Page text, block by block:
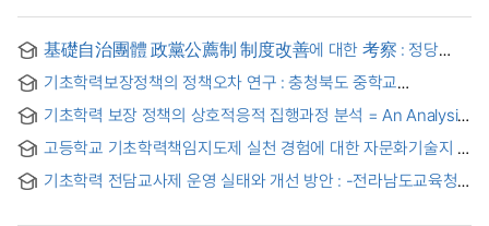
基礎自治團體 政黨公薦制 制度改善에 대한 考察 : 정당
기초학력보장정책의 정책오차 연구 : 충청북도 중학교
Guarantee Policy -Focusing on the Case of Middle
Schools in Chungcheongbuk-do
기초학력 보장 정책의 상호적응적 집행과정 분석 = An Analysis
Academic Guarantee Policy
고등학교 기초학력책임지도제 실천 경험에 대한 자문화기술지 =
the High School Basic Academic Ability Responsibility
기초학력 전담교사제 운영 실태와 개선 방안 : -전라남도교육청